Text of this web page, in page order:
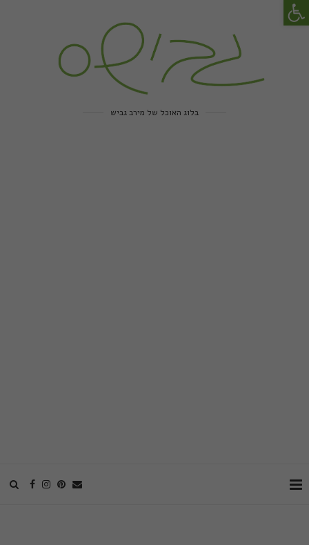
בלוג האוכל של מירב גביש